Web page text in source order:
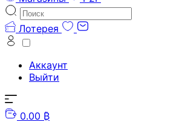
Лотерея
Аккаунт
Выйти
0.00 ₿